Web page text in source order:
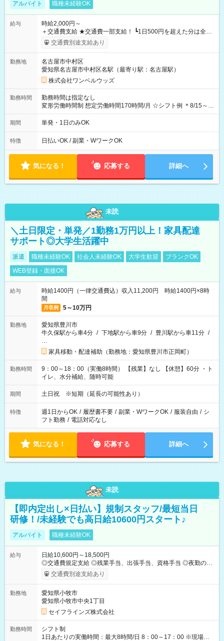
アルバイト 職種未経験OK
給与
時給2,000円～
＋交通費支給 ★交通費一部支給！ ┗1日500円を超えた分は全額
支給！ ※往復500円以内の方は自己負担となります ★日払い
OK！（規定あり） ┗働いたその日に現金GET♪ お仕事後はコン
期間なし
交通費別途支給あり
勤務地
名古屋市中村区
愛知県名古屋市中村区名駅（最寄り駅：名古屋駅）
株式会社ワンベルウッズ
勤務時間
勤務時間は指定なし
変形労働時間制 想定労働時間170時間/月 ☆シフト例 ＊8/15～
10/26 全日共通 08：00～12：00 17：00～21：00 ＊8/31
～9/19のみ下記シフトもあります！ 12：00～16：00 ＊9/6～
00
期間 単発・1日のみOK
特徴 日払いOK / 副業・WワークOK
気になる！ 応募する 詳細へ
未読
＼土日限定・単発／1勤務1万円以上！家具配達
サポート◎大学生活躍中
派遣 職種未経験OK 社会人未経験OK 大学生歓迎
ブランクOK
WEB登録・面接OK
給与
時給1400円（一律交通費込）収入11,200円 時給1400円×8時
間
月収例 5～10万円
勤務地
愛知県豊川市
牛久保駅から車4分 / 下地駅から車9分 / 豊川駅から車11分 /
…
家具移動・配達補助（勤務地：愛知県豊川市正岡町）
勤務時間
9：00～18：00（実働8時間） 【残業】なし 【休憩】60分 ・ト
イレ、水分補給、随時可能
期間 土日祝 ※短期（延長の可能性あり）
特徴 週1日からOK / 履歴書不要 / 副業・WワークOK / 服装自由 / シ
フト勤務 / 電話対応なし
気になる！ 応募する 詳細へ
未読
【即内定出し×日払い】規制スタッフ/最短当日
研修！/未経験でも高日給10600円スタート♪
アルバイト 職種未経験OK
給与
日給10,600円～18,500円
◎交通費規定支給 ◎残業手当、出張手当、資格手当 ◎夜勤の場
合：22時～翌5時は割増給与 ◎日払い・週払い可(希望者／条件
有) ＜月収例＞ 入社3か月：月収28万 入社1年：月収39万 ◎自分
ダブルワークも可能です☺ ◎髪色、ピアス、タトゥーOK おしゃ
れも自由に楽しめます！ 【試用期間】試用期間あり 試用期間の
長さ：3ヶ月 雇用形態、給与は本採用時と同じです。
交通費別途支給あり
勤務地
愛知県小牧市
愛知県小牧市中央1丁目
セイフラインズ株式会社
勤務時間
シフト制
1日あたりの実働時間：最大8時間/日 8：00～17：00 ※現場によ